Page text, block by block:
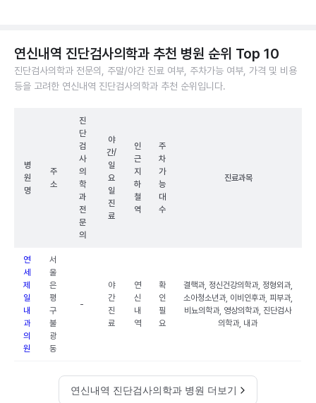
연신내역 진단검사의학과 추천 병원 순위 Top 10
진단검사의학과 전문의, 주말/야간 진료 여부, 주차가능 여부, 가격 및 비용
등을 고려한 연신내역 진단검사의학과 추천 순위입니다.
병
원
명
주
소
진
단
검
사
의
학
과
전
문
의
야
간/
일
요
일
진
료
인
근
지
하
철
역
주
차
가
능
대
수
진료과목
연
세
제
일
내
과
의
원
서
울
은
평
구
불
광
동
-
야
간
진
료
연
신
내
역
확
인
필
요
결핵과, 정신건강의학과, 정형외과,
소아청소년과, 이비인후과, 피부과,
비뇨의학과, 영상의학과, 진단검사
의학과, 내과
연신내역 진단검사의학과 병원 더보기